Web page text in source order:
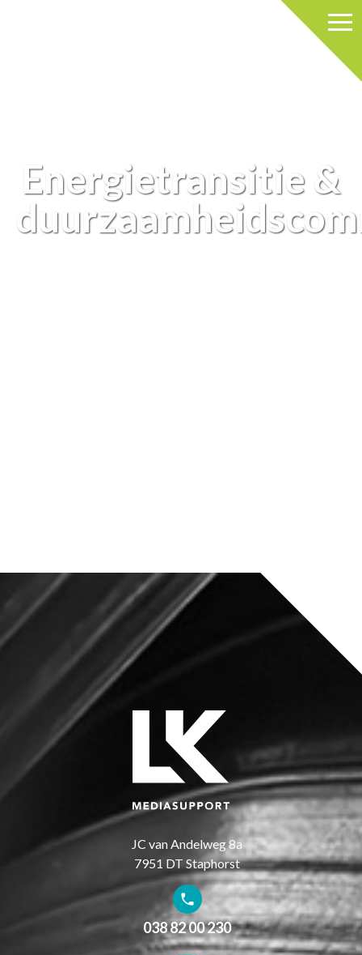
Energietransitie &
JC van Andelweg 8a
7951 DT Staphorst
038 82 00 230